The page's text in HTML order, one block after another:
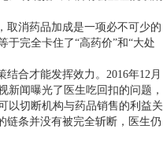
取消药品加成是一项必不可少的
于完全卡住了“高药价”和“大处
合才能发挥效力。2016年12月
新闻曝光了医生吃回扣的问题，
以切断机构与药品销售的利益关
链条并没有被完全斩断，医生仍